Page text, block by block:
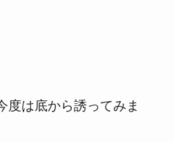
度は底から誘ってみま